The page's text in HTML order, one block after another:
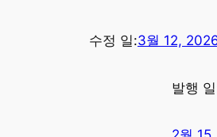
수정 일:3월 12,
발행